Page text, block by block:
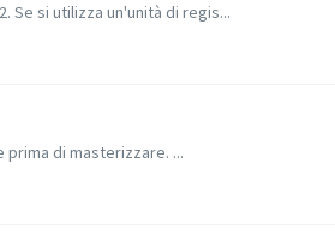
si utilizza un'unità di regis...
di masterizzare. ...